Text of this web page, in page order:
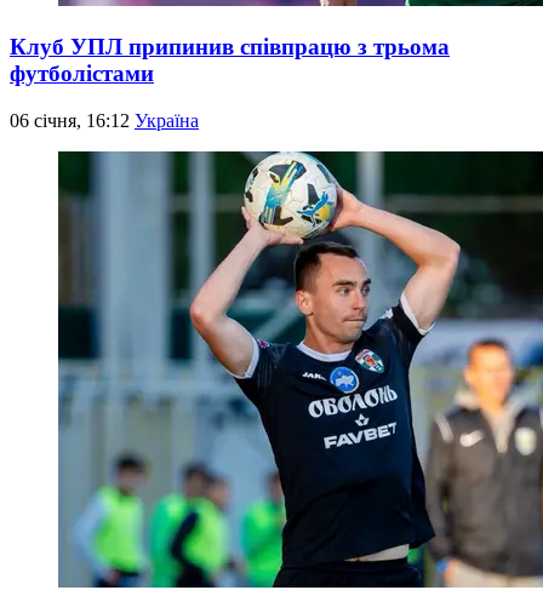
Клуб УПЛ припинив співпрацю з трьома
футболістами
06 січня, 16:12 Україна